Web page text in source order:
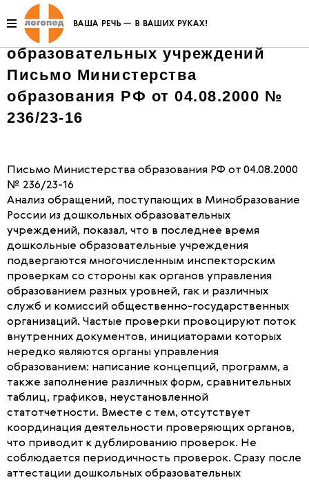
Об организации контороля за
деятельностью дошкольных
образовательных учреждений
Письмо Министерства
образования РФ от 04.08.2000 №
236/23-16
Письмо Министерства образования РФ от 04.08.2000
№ 236/23-16
Анализ обращений, поступающих в Минобразование
России из дошкольных образовательных
учреждений, показал, что в последнее время
дошкольные образовательные учреждения
подвергаются многочисленным инспекторским
проверкам со стороны как органов управления
образованием разных уровней, гак и различных
служб и комиссий общественно-государственных
организаций. Частые проверки провоцируют поток
внутренних документов, инициаторами которых
нередко являются органы управления
образованием: написание концепций, программ, а
также заполнение различных форм, сравнительных
таблиц, графиков, неустановленной
статотчетности. Вместе с тем, отсутствует
координация деятельности проверяющих органов,
что приводит к дублированию проверок. Не
соблюдается периодичность проверок. Сразу после
аттестации дошкольных образовательных